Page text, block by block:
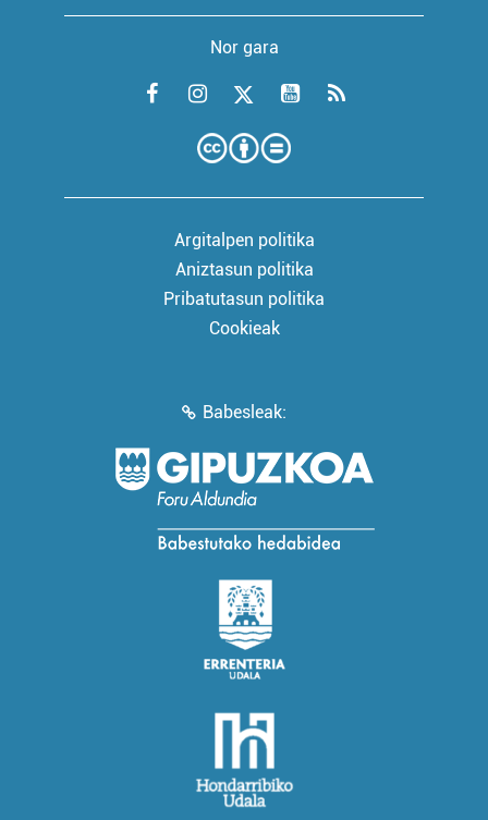
Nor gara
Argitalpen politika
Aniztasun politika
Pribatutasun politika
Cookieak
Babesleak: